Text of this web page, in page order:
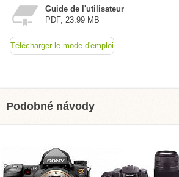
Guide de l'utilisateur
PDF, 23.99 MB
Télécharger le mode d'emploi
Podobné návody